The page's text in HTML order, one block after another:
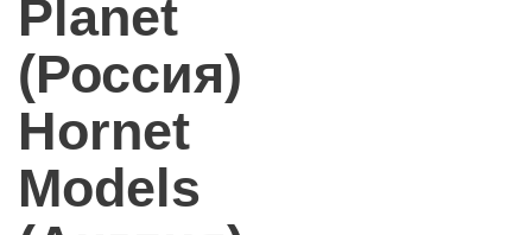
Planet
(Россия)
Hornet
Models